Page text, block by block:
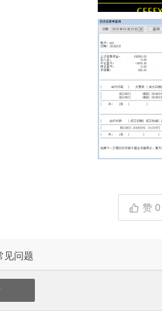
见问题
赞 0